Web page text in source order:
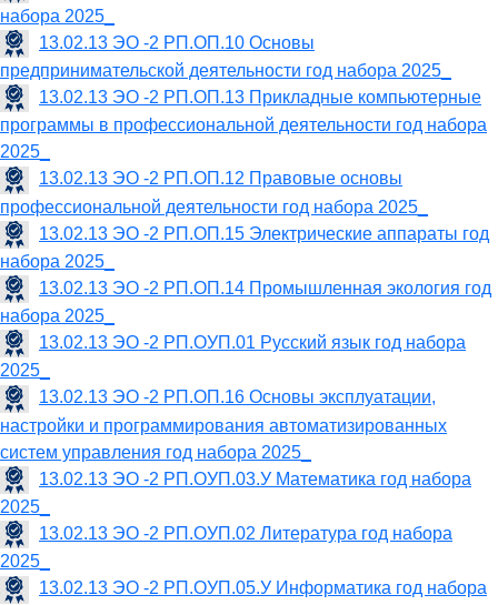
набора 2025_
13.02.13 ЭО -2 РП.ОП.10 Основы
предпринимательской деятельности год набора 2025_
13.02.13 ЭО -2 РП.ОП.13 Прикладные компьютерные
программы в профессиональной деятельности год набора
2025_
13.02.13 ЭО -2 РП.ОП.12 Правовые основы
профессиональной деятельности год набора 2025_
13.02.13 ЭО -2 РП.ОП.15 Электрические аппараты год
набора 2025_
13.02.13 ЭО -2 РП.ОП.14 Промышленная экология год
набора 2025_
13.02.13 ЭО -2 РП.ОУП.01 Русский язык год набора
2025_
13.02.13 ЭО -2 РП.ОП.16 Основы эксплуатации,
настройки и программирования автоматизированных
систем управления год набора 2025_
13.02.13 ЭО -2 РП.ОУП.03.У Математика год набора
2025_
13.02.13 ЭО -2 РП.ОУП.02 Литература год набора
2025_
13.02.13 ЭО -2 РП.ОУП.05.У Информатика год набора